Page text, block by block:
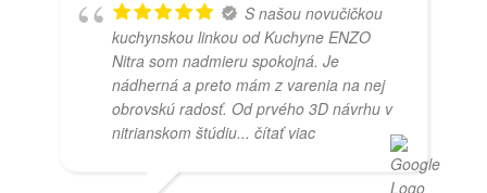
S našou novučičkou
kuchynskou linkou od Kuchyne ENZO
Nitra som nadmieru spokojná. Je
nádherná a preto mám z varenia na nej
obrovskú radosť. Od prvého 3D návrhu v
nitrianskom štúdiu... čítať viac